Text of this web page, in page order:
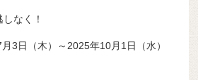
なく！
3日（木）～2025年10月1日（水）